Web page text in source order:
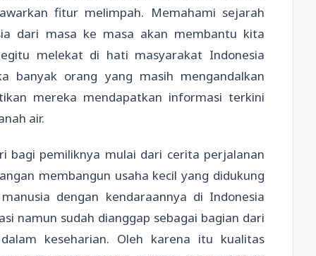
fitur melimpah. Memahami sejarah
dari masa ke masa akan membantu kita
melekat di hati masyarakat Indonesia
banyak orang yang masih mengandalkan
mereka mendapatkan informasi terkini
air.
bagi pemiliknya mulai dari cerita perjalanan
membangun usaha kecil yang didukung
dengan kendaraannya di Indonesia
namun sudah dianggap sebagai bagian dari
keseharian. Oleh karena itu kualitas